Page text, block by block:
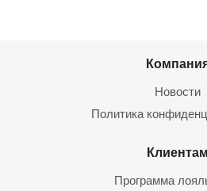
Новости
Политика
Клиентам
Программа